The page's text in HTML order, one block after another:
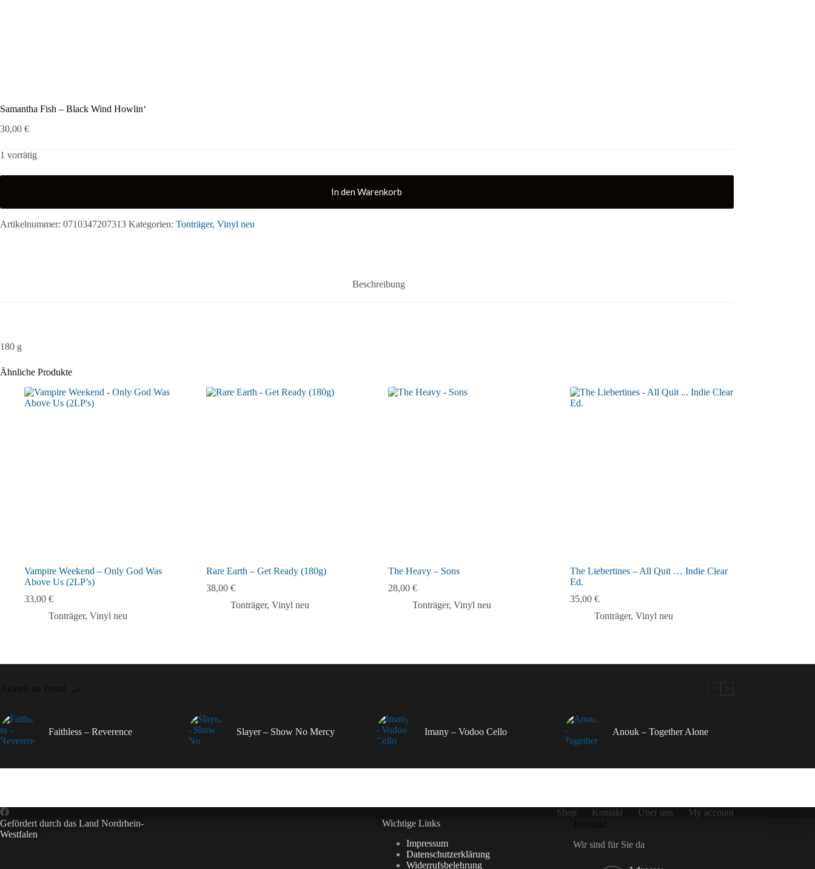
Samantha Fish – Black Wind Howlin‘
30,00 €
1 vorrätig
In den Warenkorb
Artikelnummer: 0710347207313 Kategorien: Tonträger, Vinyl neu
Beschreibung
180 g
Ähnliche Produkte
Vampire Weekend – Only God Was
Above Us (2LP’s)
33,00 €
Tonträger, Vinyl neu
Rare Earth – Get Ready (180g)
38,00 €
Tonträger, Vinyl neu
The Heavy – Sons
28,00 €
Tonträger, Vinyl neu
The Liebertines – All Quit … Indie Clear
Ed.
35,00 €
Tonträger, Vinyl neu
Aktuell im Trend
Faithless – Reverence Slayer – Show No Mercy Imany – Vodoo Cello Anouk – Together Alone
Shop Kontakt Über uns
My account
Gefördert durch das Land Nordrhein-
Westfalen
Wichtige Links
Impressum
Datenschutzerklärung
Widerrufsbelehrung
Wir sind für Sie da